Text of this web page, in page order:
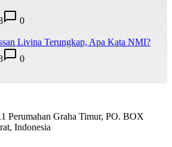
0
Livina Terungkap, Apa Kata NMI?
0
Perumahan Graha Timur, PO. BOX
Indonesia